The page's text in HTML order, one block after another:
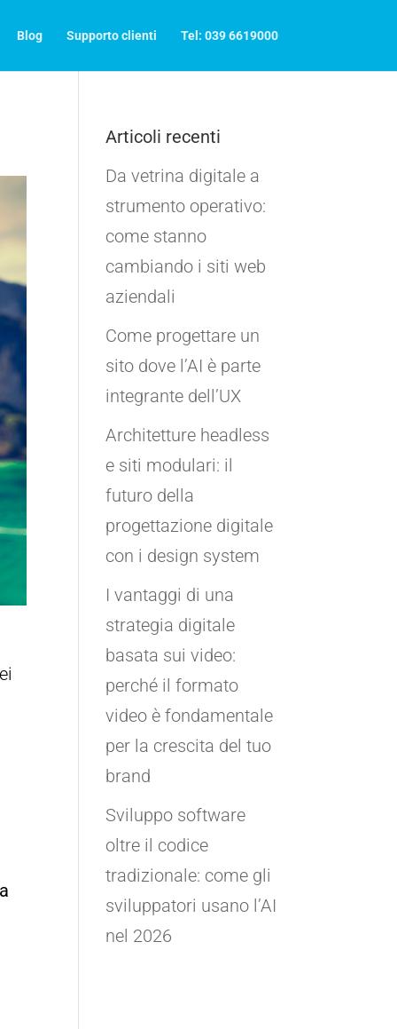
Blog Supporto clienti Tel: 039 6619000
Articoli recenti
Da vetrina digitale a
strumento operativo:
come stanno
cambiando i siti web
aziendali
Come progettare un
sito dove l’AI è parte
integrante dell’UX
Architetture headless
e siti modulari: il
futuro della
progettazione digitale
con i design system
I vantaggi di una
strategia digitale
basata sui video:
perché il formato
video è fondamentale
per la crescita del tuo
brand
Sviluppo software
oltre il codice
tradizionale: come gli
sviluppatori usano l’AI
nel 2026